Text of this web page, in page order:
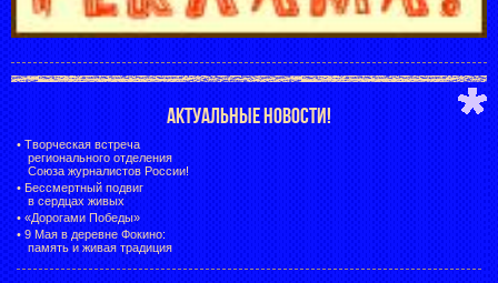
АКТУАЛЬНЫЕ НОВОСТИ!
• Творческая встреча
регионального отделения
Союза журналистов России!
• Бессмертный подвиг
в сердцах живых
• «Дорогами Победы»
• 9 Мая в деревне Фокино:
память и живая традиция